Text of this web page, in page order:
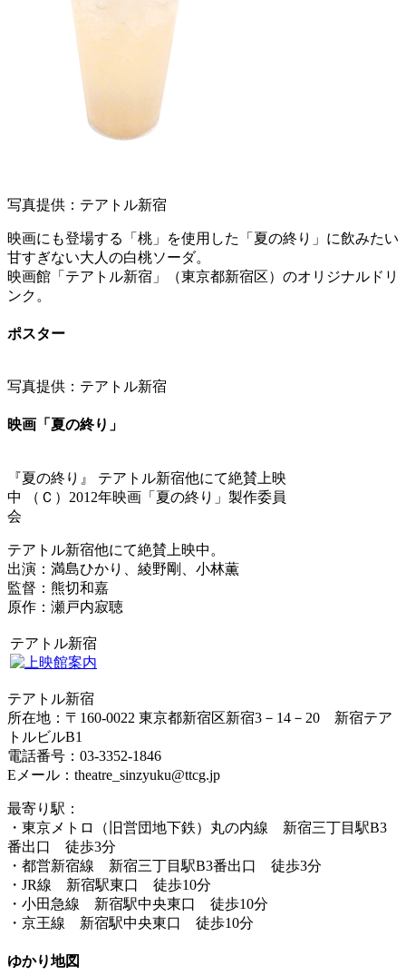
写真提供：テアトル新宿
映画にも登場する「桃」を使用した「夏の終り」に飲みたい
甘すぎない大人の白桃ソーダ。
映画館「テアトル新宿」（東京都新宿区）のオリジナルドリ
ンク。
ポスター
写真提供：テアトル新宿
映画「夏の終り」
『夏の終り』 テアトル新宿他にて絶賛上映
中 （Ｃ）2012年映画「夏の終り」製作委員
会
テアトル新宿他にて絶賛上映中。
出演：満島ひかり、綾野剛、小林薫
監督：熊切和嘉
原作：瀬戸内寂聴
テアトル新宿
テアトル新宿
所在地：〒160-0022 東京都新宿区新宿3－14－20 新宿テア
トルビルB1
電話番号：03-3352-1846
Eメール：theatre_sinzyuku@ttcg.jp
最寄り駅：
・東京メトロ（旧営団地下鉄）丸の内線 新宿三丁目駅B3
番出口 徒歩3分
・都営新宿線 新宿三丁目駅B3番出口 徒歩3分
・JR線 新宿駅東口 徒歩10分
・小田急線 新宿駅中央東口 徒歩10分
・京王線 新宿駅中央東口 徒歩10分
ゆかり地図